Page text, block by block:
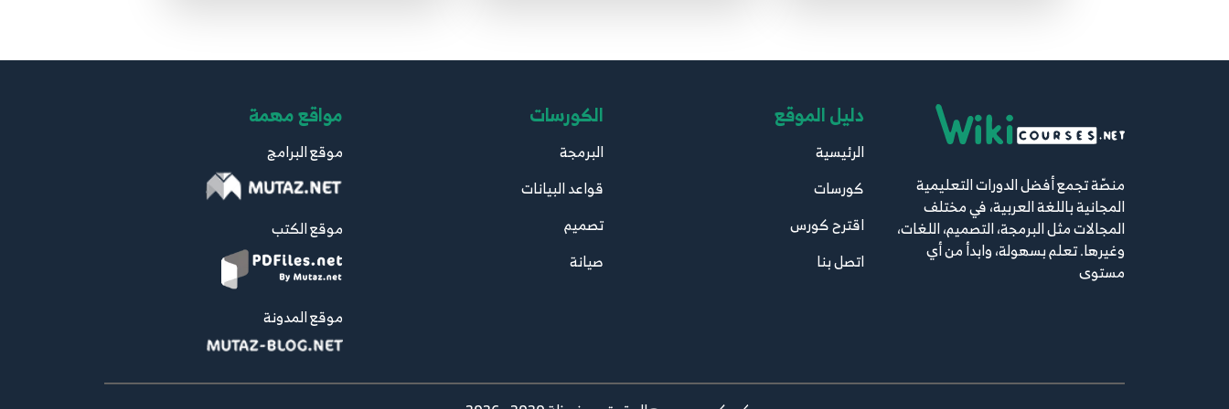
منصّة تجمع أفضل الدورات التعليمية
المجانية باللغة العربية، في مختلف
المجالات مثل البرمجة، التصميم، اللغات،
وغيرها. تعلم بسهولة، وابدأ من أي
مستوى
دليل الموقع
الرئيسية
كورسات
اقترح كورس
اتصل بنا
الكورسات
البرمجة
قواعد البيانات
تصميم
صيانة
مواقع مهمة
موقع البرامج
موقع الكتب
موقع المدونة